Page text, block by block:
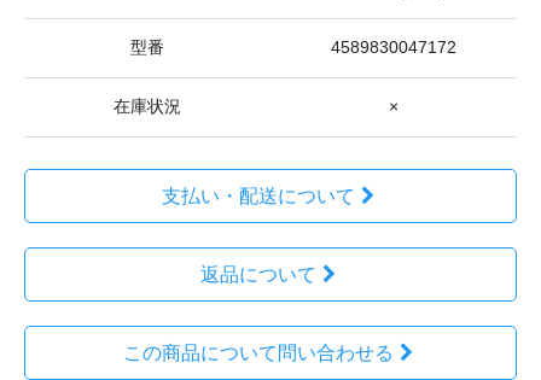
型番 4589830047172
在庫状況 ×
支払い・配送について
返品について
この商品について問い合わせる